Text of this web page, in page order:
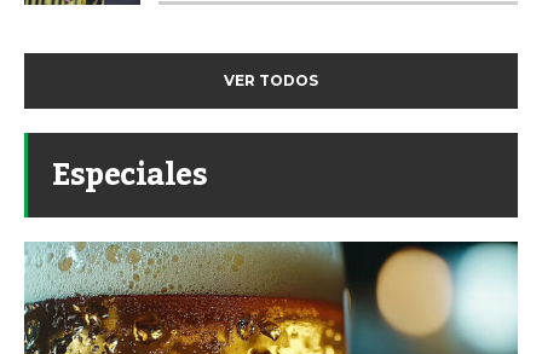
VER TODOS
Especiales